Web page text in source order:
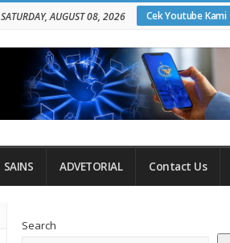
Cek Youtube Kami
SATURDAY, AUGUST 08, 2026
SAINS ADVETORIAL Contact Us
Sidebar
Search